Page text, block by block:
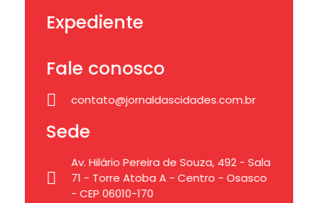
Expediente
Fale conosco
contato@jornaldascidades.com.br
Sede
Av. Hilário Pereira de Souza, 492 - Sala
71 - Torre Atoba A - Centro - Osasco
- CEP 06010-170